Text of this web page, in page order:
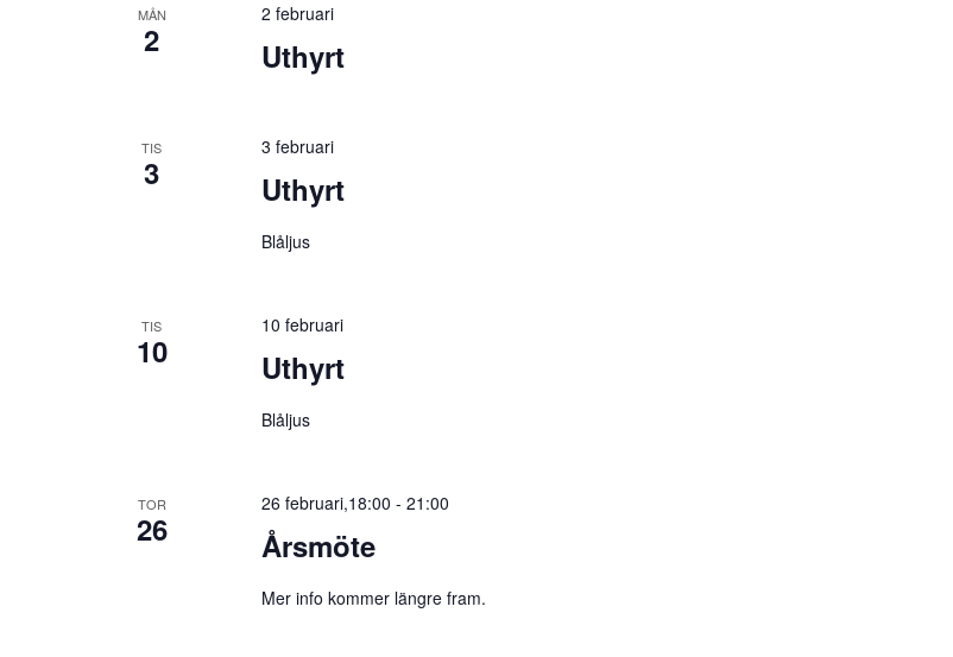
MÅN
2 Uthyrt
2 februari
TIS
3 Uthyrt
3 februari
Blåljus
TIS
10 Uthyrt
10 februari
Blåljus
TOR
26 Årsmöte
26 februari,18:00 - 21:00
Mer info kommer längre fram.